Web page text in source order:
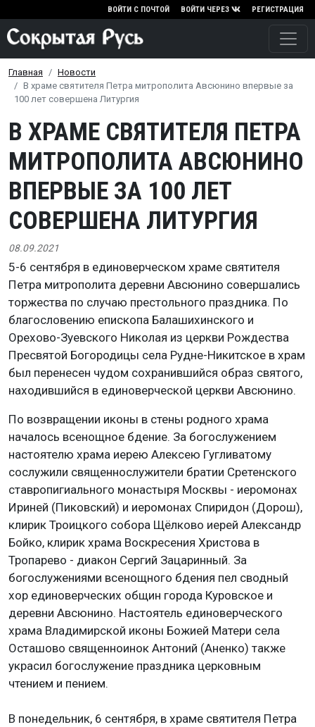
Перейти к основному
ВОЙТИ С ПОЧТОЙ ВОЙТИ ЧЕРЕЗ РЕГИСТРАЦИЯ
Главная
Новости
В храме святителя Петра митрополита Авсюнино впервые за
100 лет совершена Литургия
В ХРАМЕ СВЯТИТЕЛЯ ПЕТРА
МИТРОПОЛИТА АВСЮНИНО
ВПЕРВЫЕ ЗА 100 ЛЕТ
СОВЕРШЕНА ЛИТУРГИЯ
08.09.2021
5-6 сентября в единоверческом храме святителя
Петра митрополита деревни Авсюнино совершались
торжества по случаю престольного праздника. По
благословению епископа Балашихинского и
Орехово-Зуевского Николая из церкви Рождества
Пресвятой Богородицы села Рудне-Никитское в храм
был перенесен чудом сохранившийся образ святого,
находившийся в единоверческой церкви Авсюнино.
По возвращении иконы в стены родного храма
началось всенощное бдение. За богослужением
настоятелю храма иерею Алексею Гугливатому
сослужили священнослужители братии Сретенского
ставропигиального монастыря Москвы - иеромонах
Ириней (Пиковский) и иеромонах Спиридон (Дорош),
клирик Троицкого собора Щёлково иерей Александр
Бойко, клирик храма Воскресения Христова в
Тропарево - диакон Сергий Зацаринный. За
богослужениями всенощного бдения пел сводный
хор единоверческих общин города Куровское и
деревни Авсюнино. Настоятель единоверческого
храма Владимирской иконы Божией Матери села
Осташово священноинок Антоний (Аненко) также
украсил богослужение праздника церковным
чтением и пением.
В понедельник, 6 сентября, в храме святителя Петра